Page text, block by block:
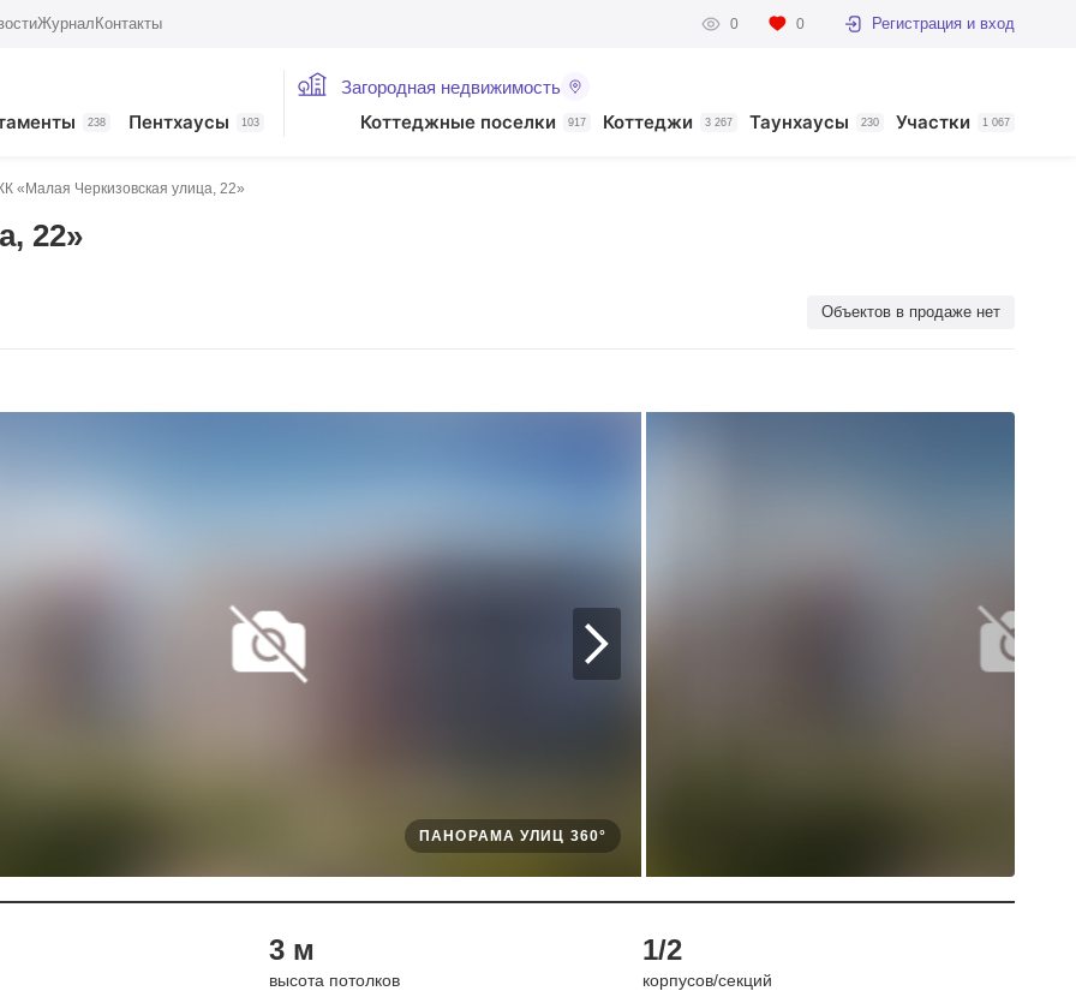
Журнал Контакты 0 0 Регистрация и вход
238 Пентхаусы 103
Загородная недвижимость
Коттеджные поселки 917 Коттеджи 3 267 Таунхаусы 230 Участки 1 067
«Малая Черкизовская улица, 22»
22»
Объектов в продаже нет
ПАНОРАМА УЛИЦ 360°
3 м
высота потолков
1/2
корпусов/секций